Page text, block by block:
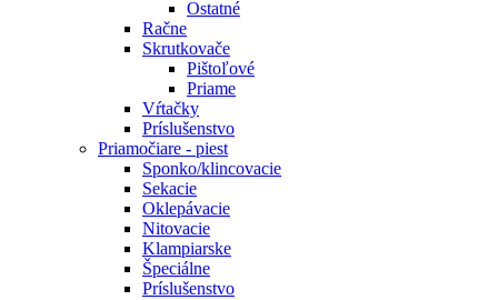
Ostatné
Račne
Skrutkovače
Pištoľové
Priame
Vŕtačky
Príslušenstvo
Priamočiare - piest
Sponko/klincovacie
Sekacie
Oklepávacie
Nitovacie
Klampiarske
Špeciálne
Príslušenstvo